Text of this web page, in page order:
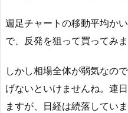
週足チャートの移動平均か
で、反発を狙って買ってみま
しかし相場全体が弱気なの
げないといけませんね。連
ますが、日経は続落してい